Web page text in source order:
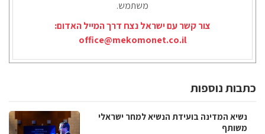
משתמש.
צור קשר עם ישראל נצח דרך המייל האדום:
office@mekomonet.co.il
כתבות נוספות
נשיא המדינה בועידת הנשיא למחר ישראלי
משותף